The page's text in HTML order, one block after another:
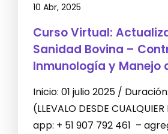
10 Abr, 2025
Curso Virtual:
Sanidad Bovina –
Inmunología y Manejo
Inicio: 01 julio 2025 /
(LLEVALO DESDE
app: + 51 907 792 461 –